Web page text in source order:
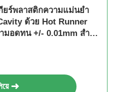
ก
ยร์พลาสติกความแม่นยํา
ด้วย Hot Runner
มอดทน +/- 0.01mm สําห